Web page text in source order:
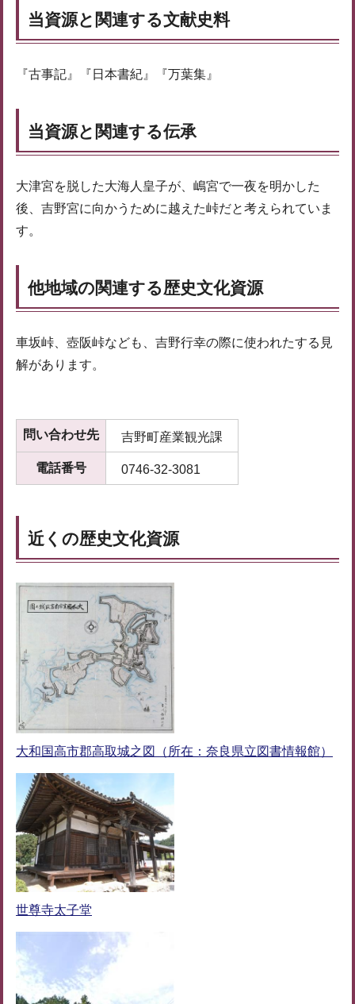
当資源と関連する文献史料
『古事記』『日本書紀』『万葉集』
当資源と関連する伝承
大津宮を脱した大海人皇子が、嶋宮で一夜を明かした
後、吉野宮に向かうために越えた峠だと考えられていま
す。
他地域の関連する歴史文化資源
車坂峠、壺阪峠なども、吉野行幸の際に使われたする見
解があります。
問い合わせ先 吉野町産業観光課
電話番号 0746-32-3081
近くの歴史文化資源
大和国高市郡高取城之図（所在：奈良県立図書情報館）
世尊寺太子堂